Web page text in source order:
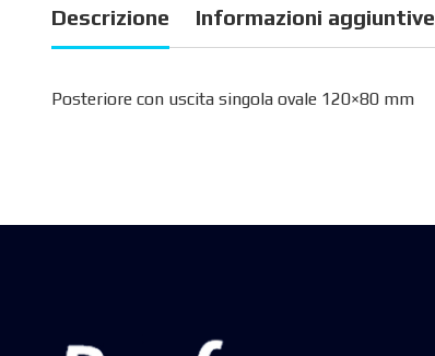
Descrizione Informazioni aggiuntive
Posteriore con uscita singola ovale 120×80 mm